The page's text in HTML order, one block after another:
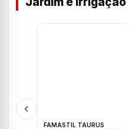
FAMASTIL TAURUS